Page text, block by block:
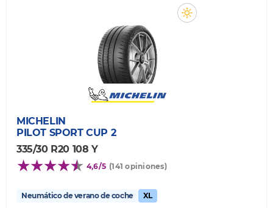
MICHELIN
PILOT SPORT CUP 2
335/30 R20 108 Y
4,6/5 (141 opiniones)
Neumático de verano de coche XL